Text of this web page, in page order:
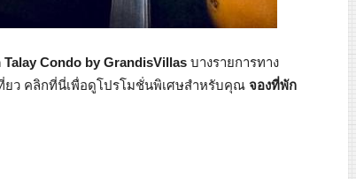
Condo by GrandisVillas บางรายการทาง
ยว คลิกที่นี่เพื่อดูโปรโมชั่นพิเศษสำหรับคุณ จองที่พัก